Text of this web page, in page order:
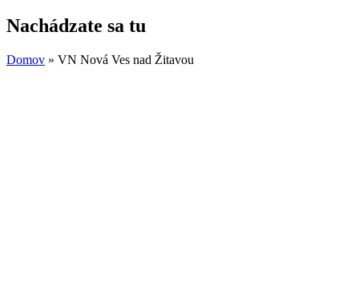
Nachádzate sa tu
Domov » VN Nová Ves nad Žitavou